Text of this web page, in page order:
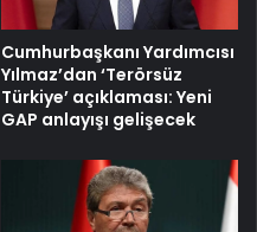
Cumhurbaşkanı Yardımcısı
Yılmaz’dan ‘Terörsüz
Türkiye’ açıklaması: Yeni
GAP anlayışı gelişecek